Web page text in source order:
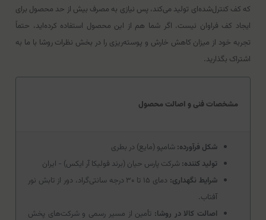
که کف کنترل‌شده‌ای تولید می‌کند، پس نیازی به مصرف بیش از حد محصول برای
ایجاد کف فراوان نیست. اگر شما هم از این محصول استفاده کرده‌اید، حتماً
تجربه خود از میزان کاهش خارش و پوسته‌ریزی را در بخش نظرات روشا با ما به
اشتراک بگذارید.
مشخصات فنی و اصالت محصول
شکل فرآورده:شامپو (مایع) در بطری
تولید کننده:شرکت پارس حیان (برند فولیکا آر ایکس) - ایران
شرایط نگهداری:
دمای ۱۵ تا ۳۰ درجه سانتی‌گراد، دور از تابش نور
آفتاب.
اصالت کالا در روشا: تأمین از مسیر رسمی و شرکت‌های پخش